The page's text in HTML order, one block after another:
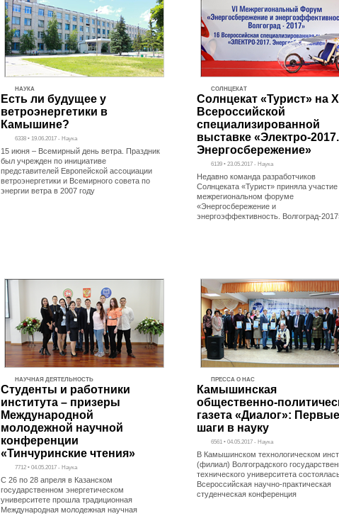
НАУКА
Есть ли будущее у
ветроэнергетики в
Камышине?
6338 • 19.06.2017 - Наука
15 июня – Всемирный день ветра. Праздник
был учрежден по инициативе
представителей Европейской ассоциации
ветроэнергетики и Всемирного совета по
энергии ветра в 2007 году
СОЛНЦЕКАТ
Солнцекат «Турист» на
Всероссийской
специализированной
выставке «Электро-2017.
Энергосбережение»
6139 • 23.05.2017 - Наука
Недавно команда разработчиков
Солнцеката «Турист» приняла участие
межрегиональном форуме
«Энергосбережение и
энергоэффективность. Волгоград-
НАУЧНАЯ ДЕЯТЕЛЬНОСТЬ
Студенты и работники
института – призеры
Международной
молодежной научной
конференции
«Тинчуринские чтения»
7712 • 04.05.2017 - Наука
С 26 по 28 апреля в Казанском
государственном энергетическом
университете прошла традиционная
Международная молодежная научная
ПРЕССА О НАС
Камышинская
общественно-
газета «Диалог»: Первые
шаги в науку
6561 • 04.05.2017 - Наука
В Камышинском технологическом
(филиал) Волгоградского
технического университета
Всероссийская научно-практическая
студенческая конференция